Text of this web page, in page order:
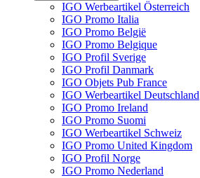
IGO Werbeartikel Österreich
IGO Promo Italia
IGO Promo België
IGO Promo Belgique
IGO Profil Sverige
IGO Profil Danmark
IGO Objets Pub France
IGO Werbeartikel Deutschland
IGO Promo Ireland
IGO Promo Suomi
IGO Werbeartikel Schweiz
IGO Promo United Kingdom
IGO Profil Norge
IGO Promo Nederland